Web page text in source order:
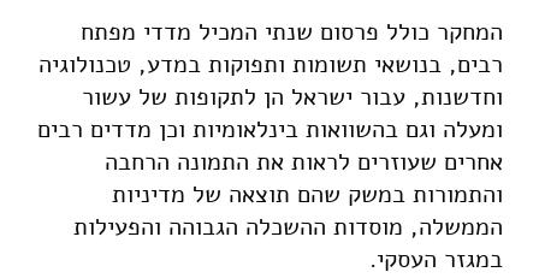
המחקר כולל פרסום שנתי המכיל מדדי מפתח
רבים, בנושאי תשומות ותפוקות במדע, טכנולוגיה
וחדשנות, עבור ישראל הן לתקופות של עשור
ומעלה וגם בהשוואות בינלאומיות וכן מדדים רבים
אחרים שעוזרים לראות את התמונה הרחבה
והתמורות במשק שהם תוצאה של מדיניות
הממשלה, מוסדות ההשכלה הגבוהה והפעילות
במגזר העסקי.